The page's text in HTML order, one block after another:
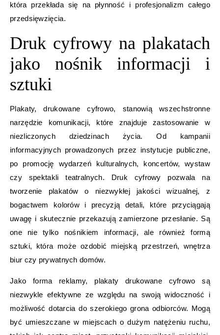
która przekłada się na płynność i profesjonalizm całego
przedsięwzięcia.
Druk cyfrowy na plakatach
jako nośnik informacji i
sztuki
Plakaty, drukowane cyfrowo, stanowią wszechstronne
narzędzie komunikacji, które znajduje zastosowanie w
niezliczonych dziedzinach życia. Od kampanii
informacyjnych prowadzonych przez instytucje publiczne,
po promocję wydarzeń kulturalnych, koncertów, wystaw
czy spektakli teatralnych. Druk cyfrowy pozwala na
tworzenie plakatów o niezwykłej jakości wizualnej, z
bogactwem kolorów i precyzją detali, które przyciągają
uwagę i skutecznie przekazują zamierzone przesłanie. Są
one nie tylko nośnikiem informacji, ale również formą
sztuki, która może ozdobić miejską przestrzeń, wnętrza
biur czy prywatnych domów.
Jako forma reklamy, plakaty drukowane cyfrowo są
niezwykle efektywne ze względu na swoją widoczność i
możliwość dotarcia do szerokiego grona odbiorców. Mogą
być umieszczane w miejscach o dużym natężeniu ruchu,